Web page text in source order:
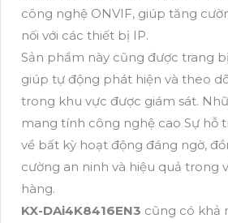
công nghệ ONVIF, giúp tăng
nối với các thiết bị IP.
Sản phẩm này cũng được trang
giúp tự động phát hiện và theo
trong khu vực được giám sát.
mang tính công nghệ cao Sự hỗ
về bất kỳ hoạt động đáng ngờ,
cường an ninh và hiệu quả trong
hàng.
KX-DAi4K8416EN3 cũng có khả